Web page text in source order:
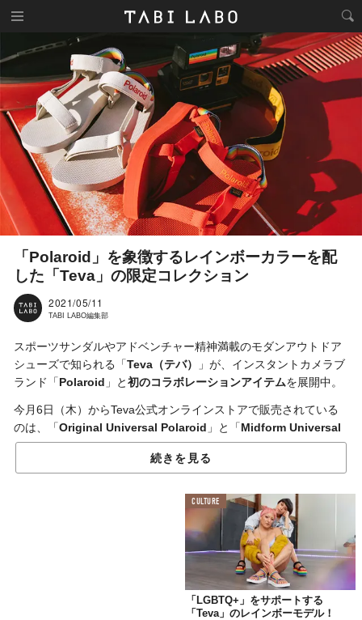
「Polaroid」を象徴するレインボーカラーを配
した「Teva」の限定コレクション
2021/05/11
TABI LABO編集部
スポーツサンダルやアドベンチャー精神満載のモダンアウトドア
シューズで知られる「Teva（テバ）
」が、インスタントカメラブ
ランド「Polaroid 」と初のコラボレーションアイテムを展開中。
今月6日（木）からTeva公式オンラインストアで販売されている
のは、「Original Universal Polaroid 」と「Midform Universal
Polaroid」の2モデル。
続きを見る
CULTURE
「LGBTQ+」をサポートする
「Teva」のレインボーモデル！